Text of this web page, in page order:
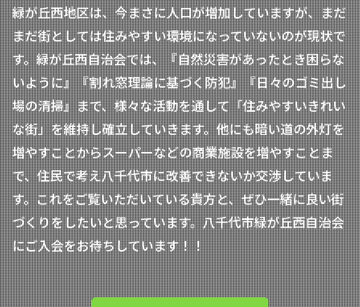
緑が丘西地区は、今まさに人口が増加していますが、まだ
まだ街としては住みやすい環境になっていないのが現状で
す。緑が丘西自治会では、『自然災害があったとき困らな
いように』『割れ窓理論に基づく防犯』『日々のゴミ出し
場の清掃』まで、様々な活動を通して「住みやすいきれい
な街」を維持し確立していきます。他にも暗い道の外灯を
増やすことからスーパーなどの商業施設を増やすことま
で、住民で考え八千代市に改善できないか交渉していま
す。これをご覧いただいている貴方と、ぜひ一緒に良い街
づくりをしたいと思っています。八千代市緑が丘西自治会
にご入会をお待ちしています！！